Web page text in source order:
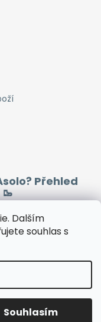
Dalším
souhlas s
Souhlasím
Přehled
práva vyhrazena.